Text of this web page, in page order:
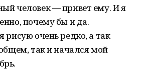
человек — привет ему. И я
почему бы и да.
рисую очень редко, а так
так и начался мой